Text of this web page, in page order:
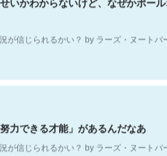
が信じられるかい？ by ラーズ・ヌートバー
力できる才能」があるんだなあ
が信じられるかい？ by ラーズ・ヌートバー